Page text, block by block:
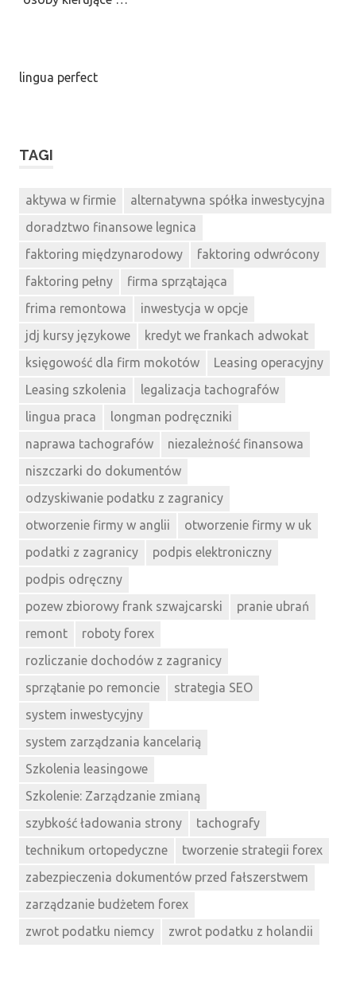
lingua perfect
TAGI
aktywa w firmie
alternatywna spółka inwestycyjna
doradztwo finansowe legnica
faktoring międzynarodowy
faktoring odwrócony
faktoring pełny
firma sprzątająca
frima remontowa
inwestycja w opcje
jdj kursy językowe
kredyt we frankach adwokat
księgowość dla firm mokotów
Leasing operacyjny
Leasing szkolenia
legalizacja tachografów
lingua praca
longman podręczniki
naprawa tachografów
niezależność finansowa
niszczarki do dokumentów
odzyskiwanie podatku z zagranicy
otworzenie firmy w anglii
otworzenie firmy w uk
podatki z zagranicy
podpis elektroniczny
podpis odręczny
pozew zbiorowy frank szwajcarski
pranie ubrań
remont
roboty forex
rozliczanie dochodów z zagranicy
sprzątanie po remoncie
strategia SEO
system inwestycyjny
system zarządzania kancelarią
Szkolenia leasingowe
Szkolenie: Zarządzanie zmianą
szybkość ładowania strony
tachografy
technikum ortopedyczne
tworzenie strategii forex
zabezpieczenia dokumentów przed fałszerstwem
zarządzanie budżetem forex
zwrot podatku niemcy
zwrot podatku z holandii